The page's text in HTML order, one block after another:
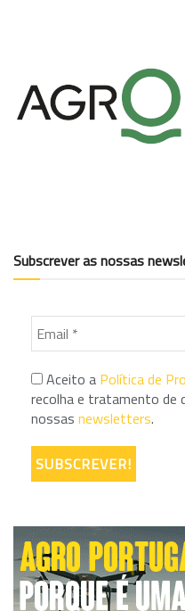
Subscrever as nossas
Aceito a Política de
recolha e tratamento de
nossas newsletters.